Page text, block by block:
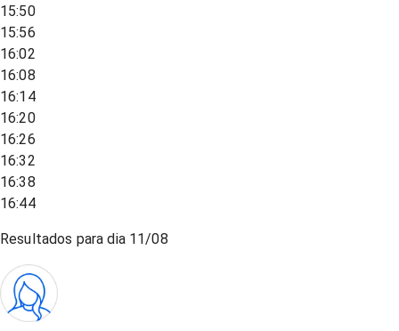
15:50
15:56
16:02
16:08
16:14
16:20
16:26
16:32
16:38
16:44
Resultados para dia 11/08